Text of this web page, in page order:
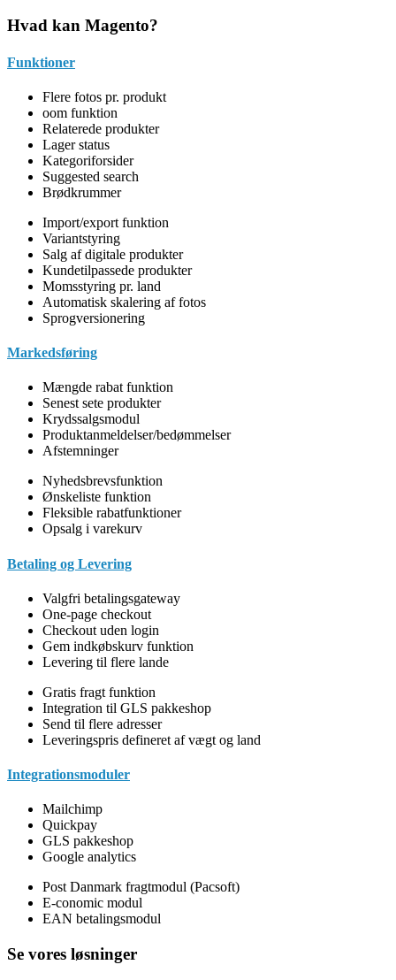
Hvad kan Magento?
Funktioner
Flere fotos pr. produkt
oom funktion
Relaterede produkter
Lager status
Kategoriforsider
Suggested search
Brødkrummer
Import/export funktion
Variantstyring
Salg af digitale produkter
Kundetilpassede produkter
Momsstyring pr. land
Automatisk skalering af fotos
Sprogversionering
Markedsføring
Mængde rabat funktion
Senest sete produkter
Krydssalgsmodul
Produktanmeldelser/bedømmelser
Afstemninger
Nyhedsbrevsfunktion
Ønskeliste funktion
Fleksible rabatfunktioner
Opsalg i varekurv
Betaling og Levering
Valgfri betalingsgateway
One-page checkout
Checkout uden login
Gem indkøbskurv funktion
Levering til flere lande
Gratis fragt funktion
Integration til GLS pakkeshop
Send til flere adresser
Leveringspris defineret af vægt og land
Integrationsmoduler
Mailchimp
Quickpay
GLS pakkeshop
Google analytics
Post Danmark fragtmodul (Pacsoft)
E-conomic modul
EAN betalingsmodul
Se vores løsninger